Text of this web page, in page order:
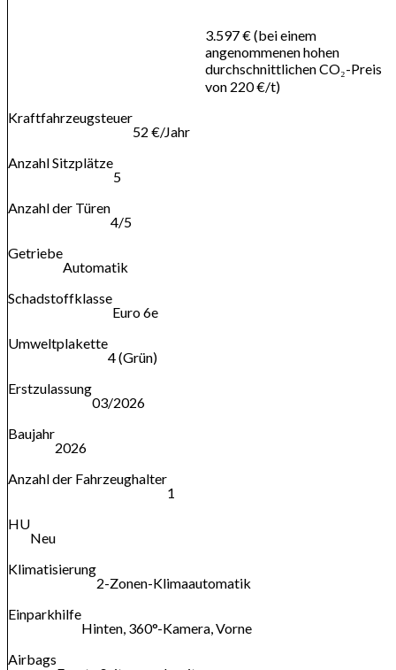
3.597 € (bei einem
angenommenen hohen
durchschnittlichen CO₂-Preis
von 220 €/t)
Kraftfahrzeugsteuer
52 €/Jahr
Anzahl Sitzplätze
5
Anzahl der Türen
4/5
Getriebe
Automatik
Schadstoffklasse
Euro 6e
Umweltplakette
4 (Grün)
Erstzulassung
03/2026
Baujahr
2026
Anzahl der Fahrzeughalter
1
HU
Neu
Klimatisierung
2-Zonen-Klimaautomatik
Einparkhilfe
Hinten, 360°-Kamera, Vorne
Airbags